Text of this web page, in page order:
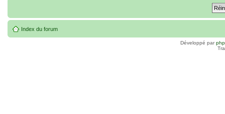
Index du forum
Développé par